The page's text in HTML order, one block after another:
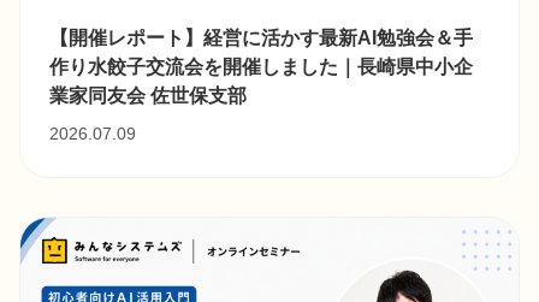
【開催レポート】経営に活かす最新AI勉強会＆手
作り水餃子交流会を開催しました｜長崎県中小企
業家同友会 佐世保支部
2026.07.09